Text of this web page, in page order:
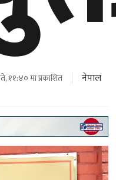
११:४० मा प्रकाशित नेपाल